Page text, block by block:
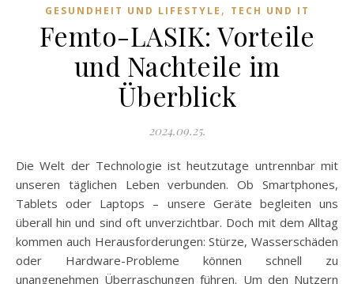
GESUNDHEIT UND LIFESTYLE , TECH UND IT
Femto-LASIK: Vorteile
und Nachteile im
Überblick
2024.09.25.
Die Welt der Technologie ist heutzutage untrennbar mit
unseren täglichen Leben verbunden. Ob Smartphones,
Tablets oder Laptops – unsere Geräte begleiten uns
überall hin und sind oft unverzichtbar. Doch mit dem Alltag
kommen auch Herausforderungen: Stürze, Wasserschäden
oder Hardware-Probleme können schnell zu
unangenehmen Überraschungen führen. Um den Nutzern